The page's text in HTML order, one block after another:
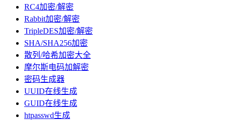
RC4加密/解密
Rabbit加密/解密
TripleDES加密/解密
SHA/SHA256加密
散列/哈希加密大全
摩尔斯电码加解密
密码生成器
UUID在线生成
GUID在线生成
htpasswd生成